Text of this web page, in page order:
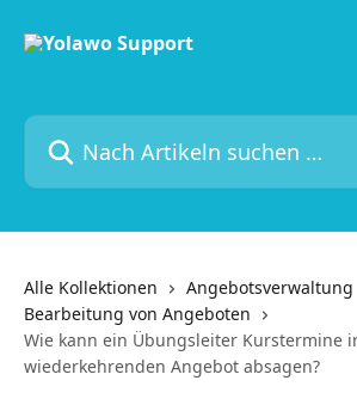
Nach Artikeln suchen …
Alle Kollektionen
Angebotsverwaltung
Bearbeitung von Angeboten
Wie kann ein Übungsleiter Kurstermine
wiederkehrenden Angebot absagen?